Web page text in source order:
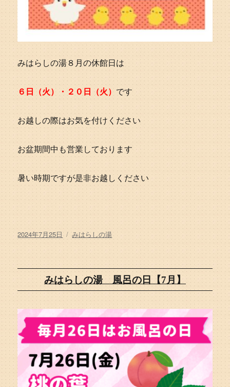
みはらしの湯８月の休館日は
６日（火）・２０日（火） です
お越しの際はお気を付けください
お盆期間中も営業しております
暑い時期ですが是非お越しください
投
稿
日:
2024年7月25日
カ
テ
ゴ
リ
ー
みはらしの湯
みはらしの湯 風呂の日【7月】